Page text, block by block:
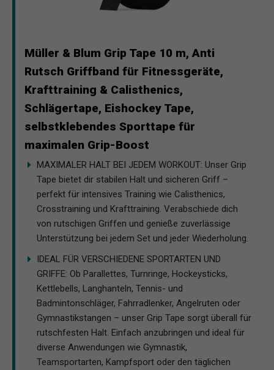
Müller & Blum Grip Tape 10 m, Anti
Rutsch Griffband für Fitnessgeräte,
Krafttraining & Calisthenics,
Schlägertape, Eishockey Tape,
selbstklebendes Sporttape für
maximalen Grip-Boost
MAXIMALER HALT BEI JEDEM WORKOUT: Unser Grip
Tape bietet dir stabilen Halt und sicheren Griff –
perfekt für intensives Training wie Calisthenics,
Crosstraining und Krafttraining. Verabschiede dich
von rutschigen Griffen und genieße zuverlässige
Unterstützung bei jedem Set und jeder Wiederholung.
IDEAL FÜR VERSCHIEDENE SPORTARTEN UND
GRIFFE: Ob Parallettes, Turnringe, Hockeysticks,
Kettlebells, Langhanteln, Tennis- und
Badmintonschläger, Fahrradlenker, Angelruten oder
Gymnastikstangen – unser Grip Tape sorgt überall für
rutschfesten Halt. Einfach anzubringen und ideal für
diverse Anwendungen wie Gymnastik,
Teamsportarten, Kampfsport oder den täglichen